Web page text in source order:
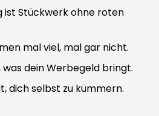
ist Stückwerk ohne roten
mal viel, mal gar nicht.
dein Werbegeld bringt.
dich selbst zu kümmern.